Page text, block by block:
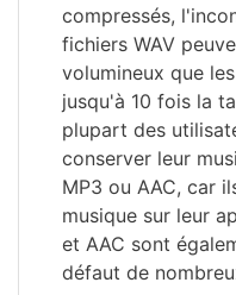
compressés,
fichiers WAV
volumineux que
jusqu'à 10 fois la
plupart des
conserver leur
MP3 ou AAC, car
musique sur leur
et AAC sont
défaut de